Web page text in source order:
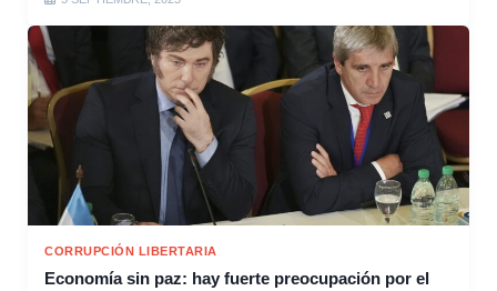
CORRUPCIÓN LIBERTARIA
Economía sin paz: hay fuerte preocupación por el